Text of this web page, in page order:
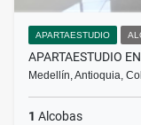
APARTAESTUDIO
APARTAESTUDIO
Medellín, Antioquia,
1 Alcobas